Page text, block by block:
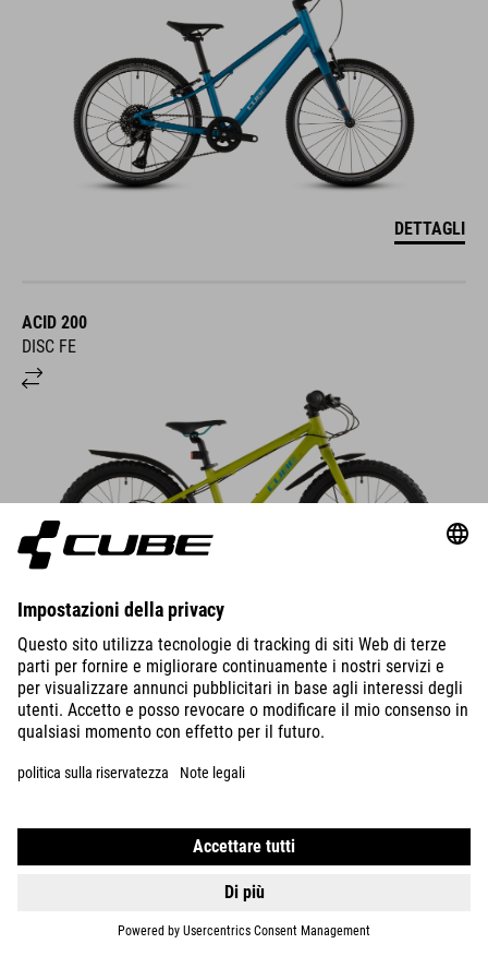
DETTAGLI
ACID 200
DISC FE
DETTAGLI
ACID 200
DISC